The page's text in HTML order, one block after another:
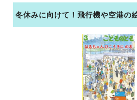
冬休みに向けて！飛行機や空港の